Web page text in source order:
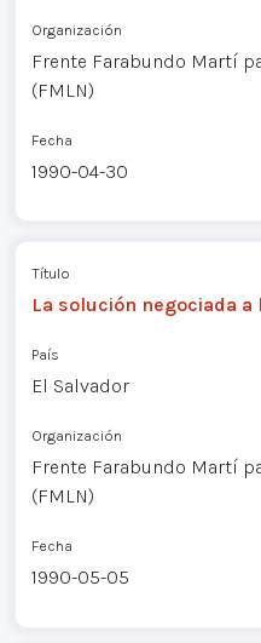
Organización
Frente Farabundo Martí
(FMLN)
Fecha
1990-04-30
Título
La solución negociada
País
El Salvador
Organización
Frente Farabundo Martí
(FMLN)
Fecha
1990-05-05